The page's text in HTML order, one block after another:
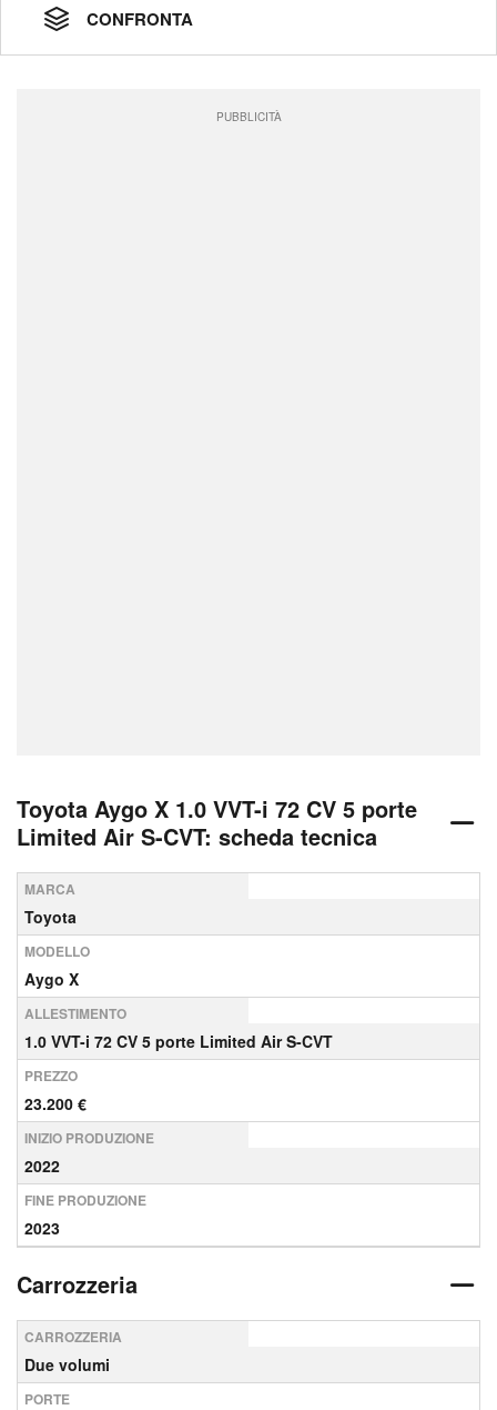
CONFRONTA
PUBBLICITÀ
Toyota Aygo X 1.0 VVT-i 72 CV 5 porte
Limited Air S-CVT: scheda tecnica
MARCA
Toyota
MODELLO
Aygo X
ALLESTIMENTO
1.0 VVT-i 72 CV 5 porte Limited Air S-CVT
PREZZO
23.200 €
INIZIO PRODUZIONE
2022
FINE PRODUZIONE
2023
Carrozzeria
CARROZZERIA
Due volumi
PORTE